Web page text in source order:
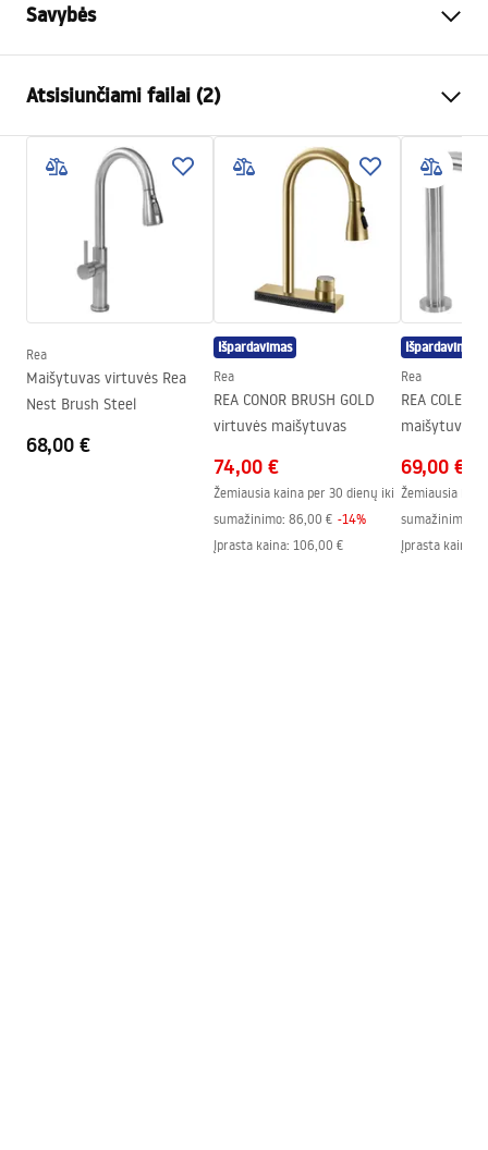
Savybės
Montavimo būdas
Spalva
Šlifuotas auksas
Snapelio tipas
Judama, Ištraukiama
Snapelio diapazonas
Aukštis
430mm
Dengimo technologija
Ryšio skersmuo
3/8 colio
Atsisiunčiami failai (2)
Instrukcja baterii
insrtukcja baterii jezyki.pdf
Garantijos sąlygos
Warranty_Terms_and_Conditions_Faucets_-_5.pdf
Rea
Maišytuvas virtuvės Rea
Nest Brush Steel
68,00 €
Išpardavimas
Rea
REA CONOR BRUSH GOLD
virtuvės maišytuvas
74,00 €
Žemiausia kaina per 30 dienų iki
sumažinimo: 86,00 € -14%
Įprasta kaina: 106,00 €
Išpardavimas
Rea
REA COLE
maišytuvas
69,00 €
Žemiausia
sumažinimo:
Įprasta kaina